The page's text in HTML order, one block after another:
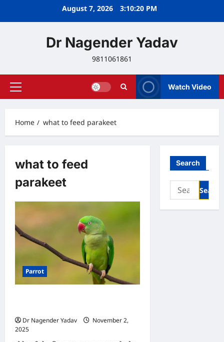
August 7, 2026 3:10:20 PM
Dr Nagender Yadav
9811061861
Primary
Watch Video
Home what to feed parakeet
what to feed
parakeet
Parrot
Dr Nagender Yadav
November 2,
2025
Search
Search
for: